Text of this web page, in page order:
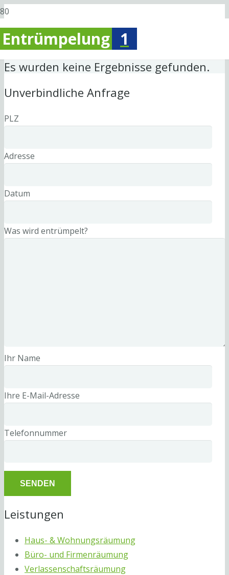
Entrümpelung 1
Es wurden keine Ergebnisse gefunden.
Unverbindliche Anfrage
PLZ
Adresse
Datum
Was wird entrümpelt?
Ihr Name
Ihre E-Mail-Adresse
Telefonnummer
Leistungen
Haus- & Wohnungsräumung
Büro- und Firmenräumung
Verlassenschaftsräumung